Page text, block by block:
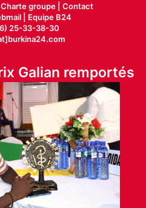
Charte groupe | Contact
|
Equipe B24
25-33-38-30
Galian remportés